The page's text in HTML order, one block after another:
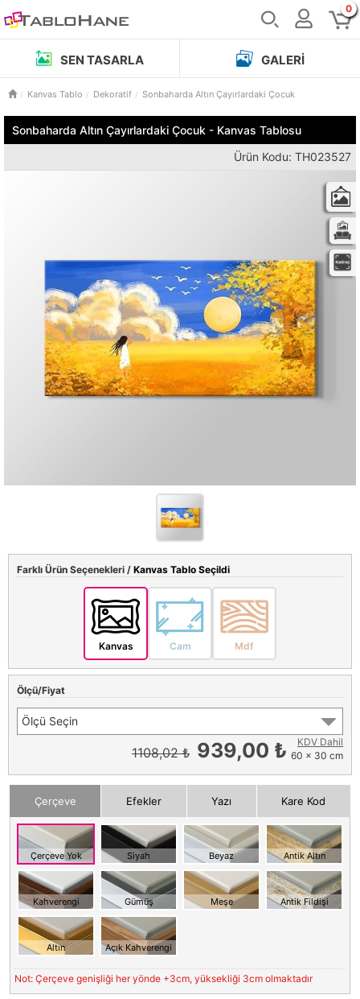
0
SEN TASARLA GALERI
Kanvas Tablo Dekoratif Sonbaharda Altın Çayırlardaki Çocuk
Sonbaharda Altın Çayırlardaki Çocuk - Kanvas Tablosu
Ürün Kodu: TH023527
Farklı Ürün Seçenekleri / Kanvas Tablo Seçildi
Kanvas Cam Mdf
Ölçü/Fiyat
Ölçü Seçin
1108,02 ₺ 939,00 ₺
KDV Dahil
60 x 30 cm
Çerçeve Efekler Yazı Kare Kod
Çerçeve Yok Siyah Beyaz Antik Altın
Kahverengi Gümüş Meşe Antik Fildişi
Altın Açık Kahverengi
Not: Çerçeve genişliği her yönde +3cm, yüksekliği 3cm olmaktadır